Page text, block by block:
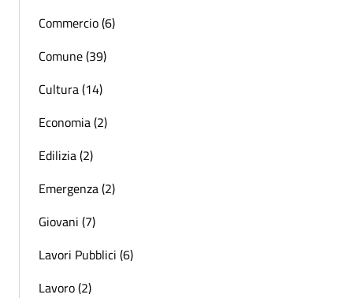
Commercio (6)
Comune (39)
Cultura (14)
Economia (2)
Edilizia (2)
Emergenza (2)
Giovani (7)
Lavori Pubblici (6)
Lavoro (2)